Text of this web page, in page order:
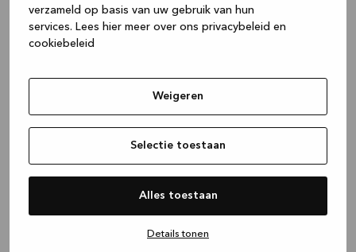
verzameld op basis van uw gebruik van hun
services. Lees hier meer over ons privacybeleid en
cookiebeleid
Weigeren
Selectie toestaan
Alles toestaan
Details tonen
(see the browser console for more
information).